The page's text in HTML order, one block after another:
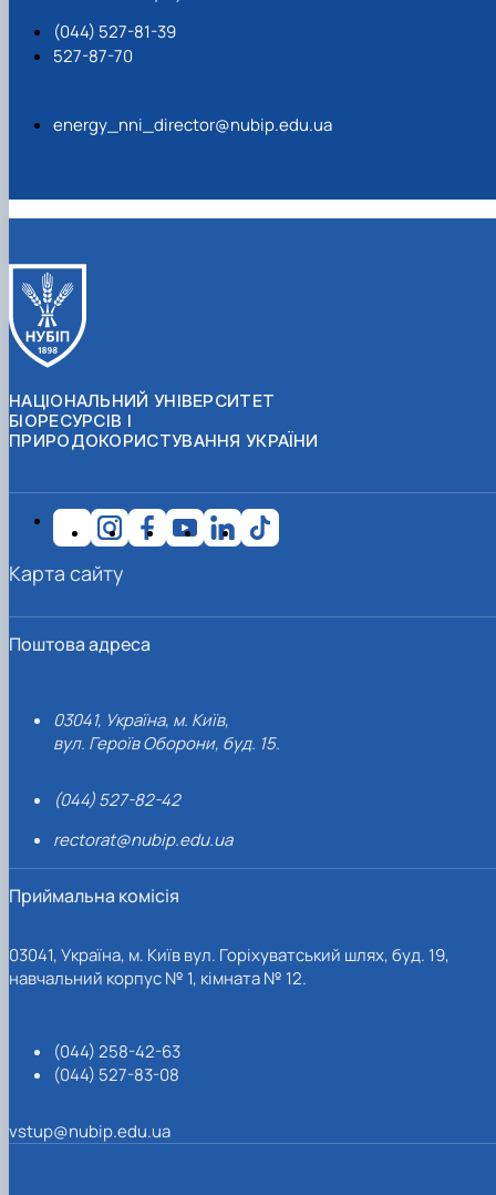
(044) 527-81-39
527-87-70
energy_nni_director@nubip.edu.ua
НАЦІОНАЛЬНИЙ УНІВЕРСИТЕТ
БІОРЕСУРСІВ І
ПРИРОДОКОРИСТУВАННЯ УКРАЇНИ
Поштова адреса
03041, Україна, м. Київ,
вул. Героїв Оборони, буд. 15.
(044) 527-82-42
rectorat@nubip.edu.ua
Приймальна комісія
03041, Україна, м. Київ вул. Горіхуватський шлях, буд. 19,
навчальний корпус № 1, кімната № 12.
(044) 258-42-63
(044) 527-83-08
vstup@nubip.edu.ua
Карта сайту